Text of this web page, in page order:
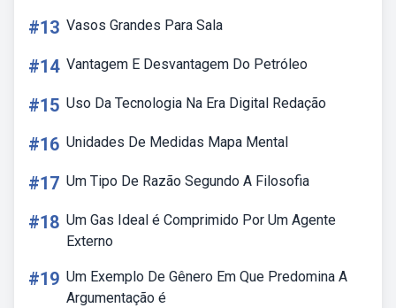
#13 Vasos Grandes Para Sala
#14 Vantagem E Desvantagem Do Petróleo
#15 Uso Da Tecnologia Na Era Digital Redação
#16 Unidades De Medidas Mapa Mental
#17 Um Tipo De Razão Segundo A Filosofia
#18 Um Gas Ideal é Comprimido Por Um Agente
Externo
#19 Um Exemplo De Gênero Em Que Predomina A
Argumentação é